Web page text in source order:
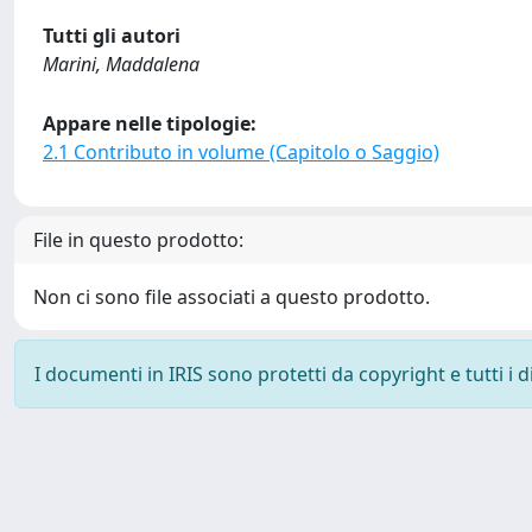
Tutti gli autori
Marini, Maddalena
Appare nelle tipologie:
2.1 Contributo in volume (Capitolo o Saggio)
File in questo prodotto:
Non ci sono file associati a questo prodotto.
I documenti in IRIS sono protetti da copyright e tutti i